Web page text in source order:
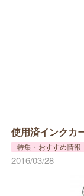
使用済インクカ
特集・おすすめ情報
2016/03/28